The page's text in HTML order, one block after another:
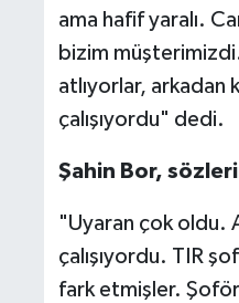
ama hafif yaralı.
bizim
atlıyorlar, arkadan
çalışıyordu" dedi.
Şahin Bor,
"Uyaran çok oldu.
çalışıyordu. TIR
fark etmişler.